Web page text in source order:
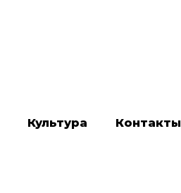
Культура Контакты